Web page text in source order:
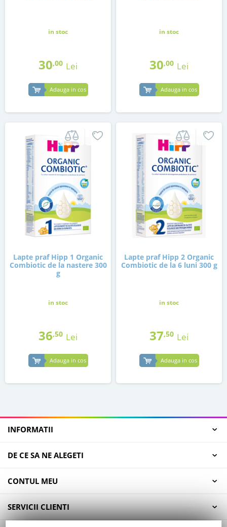
in stoc
30,00 Lei
Adauga in cos
in stoc
30,00 Lei
Adauga in cos
Lapte praf Hipp 1 Organic
Combiotic de la nastere 300
g
in stoc
36,50 Lei
Adauga in cos
Lapte praf Hipp 2 Organic
Combiotic de la 6 luni 300 g
in stoc
37,50 Lei
Adauga in cos
INFORMATII
DE CE SA NE ALEGETI
CONTUL MEU
SERVICII CLIENTI